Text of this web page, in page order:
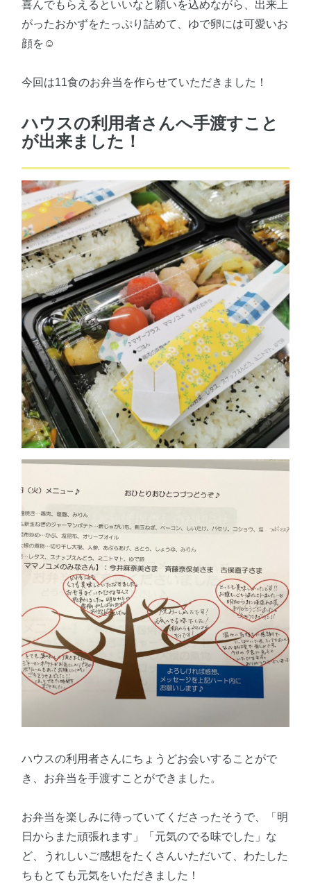
喜んでもらえるといいなと願いを込めながら、出来上
がったおかずをたっぷり詰めて、ゆで卵には可愛いお
顔を☺
今回は11食のお弁当を作らせていただきました！
ハウスの利用者さんへ手渡すこと
が出来ました！
ハウスの利用者さんにちょうどお会いすることがで
き、お弁当を手渡すことができました。
お弁当を楽しみに待っていてくださったそうで、「明
日からまた頑張れます」「元気のでる味でした」な
ど、うれしいご感想をたくさんいただいて、わたした
ちもとても元気をいただきました！